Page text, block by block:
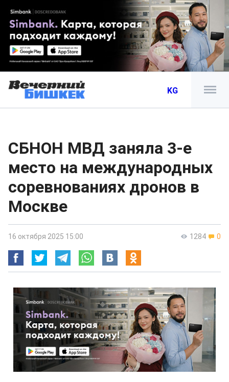
KG
СБНОН МВД заняла 3-е
место на международных
соревнованиях дронов в
Москве
1284 0
16 октября 2025 15:00